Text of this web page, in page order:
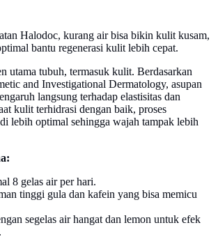
Halodoc, kurang air bisa bikin kulit kusam,
bantu regenerasi kulit lebih cepat.
utama tubuh, termasuk kulit. Berdasarkan
and Investigational Dermatology, asupan
langsung terhadap elastisitas dan
kulit terhidrasi dengan baik, proses
lebih optimal sehingga wajah tampak lebih
8 gelas air per hari.
tinggi gula dan kafein yang bisa memicu
segelas air hangat dan lemon untuk efek